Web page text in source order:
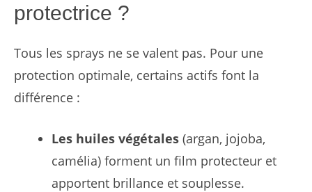
protectrice ?
Tous les sprays ne se valent pas. Pour une
protection optimale, certains actifs font la
différence :
Les huiles végétales (argan, jojoba,
camélia) forment un film protecteur et
apportent brillance et souplesse.